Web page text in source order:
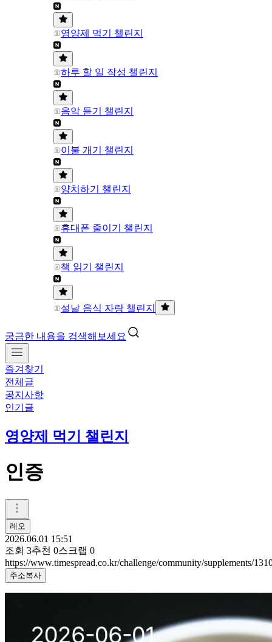
영양제 먹기 챌린지
하루 할 일 작성 챌린지
음악 듣기 챌린지
이불 개기 챌린지
양치하기 챌린지
휴대폰 줄이기 챌린지
책 읽기 챌린지
설날 음식 자랑 챌린지
궁금한 내용을 검색해보세요
즐겨찾기
전체글
공지사항
인기글
영양제 먹기 챌린지
인증
레오
2026.06.01 15:51
조회 3추천 0스크랩 0
https://www.timespread.co.kr/challenge/community/supplements/
주소복사